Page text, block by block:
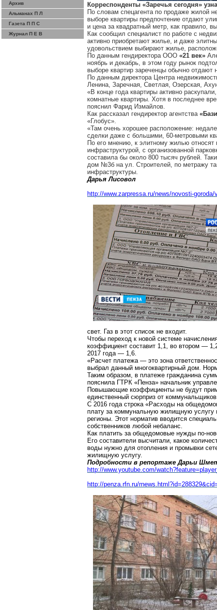
Архив
Альманах П Л
Газета П П С
Журнал П Е В
Корреспонденты «Заречья сегодня»
По словам спецагента по продаже жилой
выборе квартиры предпочтение отдают
и цена за квадратный метр, как правило,
Как сообщил специалист по работе с
активно приобретают жилье, и даже
удовольствием выбирают жилье,
По данным гендиректора ООО «21 век»
ноябрь и декабрь, в этом году рынок
выборе квартир зареченцы обычно
По данным директора Центра
Ленина, Заречная, Светлая, Озерская,
«В конце года квартиры активно
комнатные квартиры. Хотя в последнее
пояснил Фарид Измайлов.
Как рассказал гендиректор агентства
«Глобус».
«Там очень хорошее расположение:
сделки даже с большими, 60-метровыми
По его мнению, к элитному жилью
инфраструктурой, с организованной
составила бы около 800 тысяч рублей.
дом №3б на ул. Строителей, по метражу
инфраструктуры.
Дарья Лисовол
http://www.zarpressa.ru/news/novosti-
свет. Газ в этот список не входит.
Чтобы переход к новой системе
коэффициент составит 1,1, во втором —
2017 года — 1,6.
«Расчет платежа — это зона
выбрал данный многоквартирный дом.
Таким образом, в платеже гражданина
пояснила ГТРК «Пенза» начальник
Повышающие коэффициенты не будут
единственный сюрприз от
С 2016 года строка «Расходы на
плату за коммунальную жилищную услугу
регионы. Этот норматив вводится
собственников любой небаланс.
Как платить за общедомовые нужды по-
Его составители высчитали, какое
воды нужно для отопления и промывки
жилищную услугу.
Подробности в репортаже Дарьи
http://www.youtube.com/
http://penza.rfn.ru/